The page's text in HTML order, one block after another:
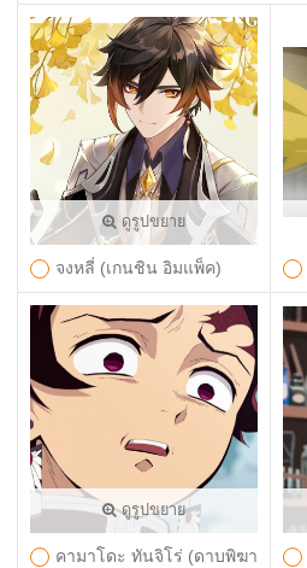
ดูรูปขยาย
จงหลี่ (เกนชิน อิมแพ็ค)
ดูรูปขยาย
คามาโดะ ทันจิโร่ (ดาบพิฆา